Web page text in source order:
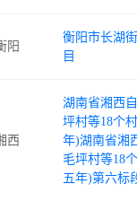
阳
衡阳市长湖
目
西
湖南省湘西
坪村等18个
年)湖南省湘
毛坪村等18
五年)第六标